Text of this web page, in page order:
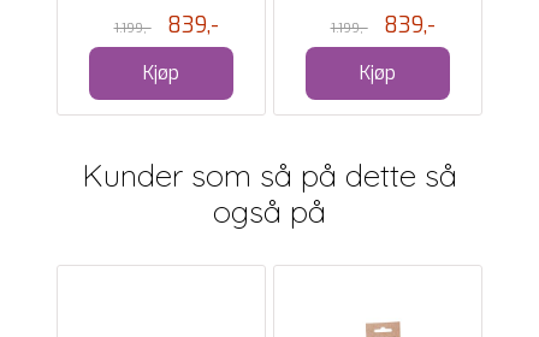
1.199,- 839,-
Kjøp
1.199,- 839,-
Kjøp
Kunder som så på dette så
også på